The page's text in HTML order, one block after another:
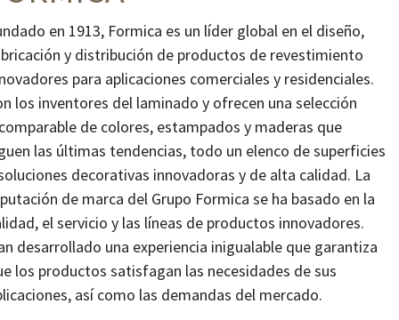
en 1913, Formica es un líder global en el diseño,
y distribución de productos de revestimiento
para aplicaciones comerciales y residenciales.
los inventores del laminado y ofrecen una selección
de colores, estampados y maderas que
las últimas tendencias, todo un elenco de superficies
decorativas innovadoras y de alta calidad. La
de marca del Grupo Formica se ha basado en la
el servicio y las líneas de productos innovadores.
desarrollado una experiencia inigualable que garantiza
los productos satisfagan las necesidades de sus
así como las demandas del mercado.